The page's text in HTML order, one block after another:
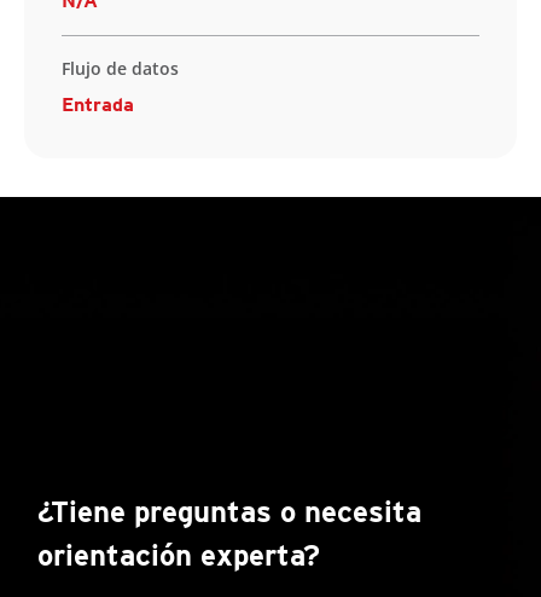
Flujo de datos
Entrada
¿Tiene preguntas o necesita
orientación experta?